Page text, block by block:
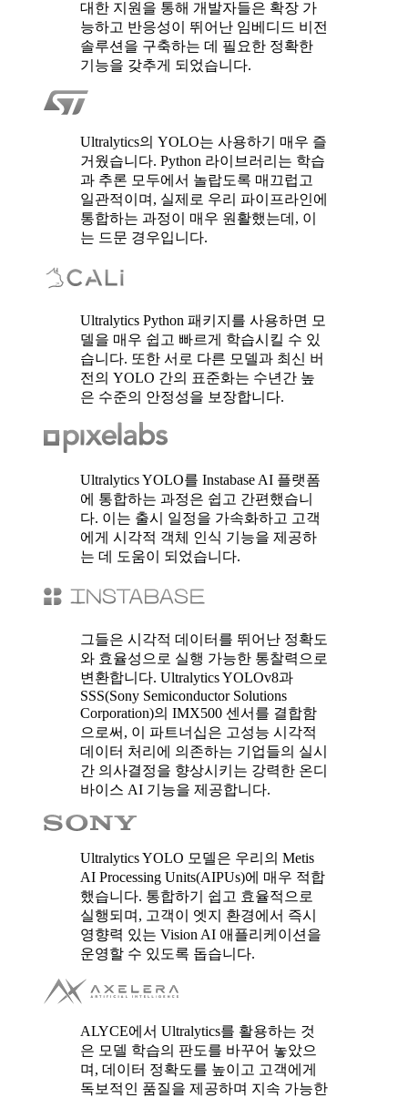
대한 지원을 통해 개발자들은 확장 가
능하고 반응성이 뛰어난 임베디드 비전
솔루션을 구축하는 데 필요한 정확한
기능을 갖추게 되었습니다.
Ultralytics의 YOLO는 사용하기 매우 즐
거웠습니다. Python 라이브러리는 학습
과 추론 모두에서 놀랍도록 매끄럽고
일관적이며, 실제로 우리 파이프라인에
통합하는 과정이 매우 원활했는데, 이
는 드문 경우입니다.
Ultralytics Python 패키지를 사용하면 모
델을 매우 쉽고 빠르게 학습시킬 수 있
습니다. 또한 서로 다른 모델과 최신 버
전의 YOLO 간의 표준화는 수년간 높
은 수준의 안정성을 보장합니다.
Ultralytics YOLO를 Instabase AI 플랫폼
에 통합하는 과정은 쉽고 간편했습니
다. 이는 출시 일정을 가속화하고 고객
에게 시각적 객체 인식 기능을 제공하
는 데 도움이 되었습니다.
그들은 시각적 데이터를 뛰어난 정확도
와 효율성으로 실행 가능한 통찰력으로
변환합니다. Ultralytics YOLOv8과
SSS(Sony Semiconductor Solutions
Corporation)의 IMX500 센서를 결합함
으로써, 이 파트너십은 고성능 시각적
데이터 처리에 의존하는 기업들의 실시
간 의사결정을 향상시키는 강력한 온디
바이스 AI 기능을 제공합니다.
Ultralytics YOLO 모델은 우리의 Metis
AI Processing Units(AIPUs)에 매우 적합
했습니다. 통합하기 쉽고 효율적으로
실행되며, 고객이 엣지 환경에서 즉시
영향력 있는 Vision AI 애플리케이션을
운영할 수 있도록 돕습니다.
ALYCE에서 Ultralytics를 활용하는 것
은 모델 학습의 판도를 바꾸어 놓았으
며, 데이터 정확도를 높이고 고객에게
독보적인 품질을 제공하며 지속 가능한